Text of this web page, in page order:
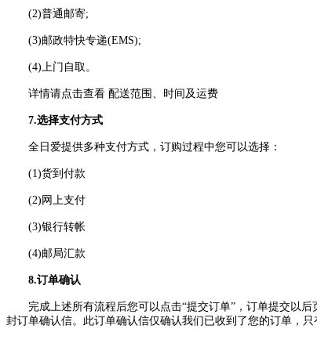
(2)普通邮寄;
(3)邮政特快专递(EMS);
(4)上门自取。
详情请点击查看 配送范围、时间及运费
7.选择支付方式
全日爱提供多种支付方式，订购过程中您可以选择：
(1)货到付款
(2)网上支付
(3)银行转帐
(4)邮局汇款
8.订单确认
完成上述所有流程后您可以点击“提交订单”，订单提交以后
封订单确认信。此订单确认信仅确认我们已收到了您的订单，